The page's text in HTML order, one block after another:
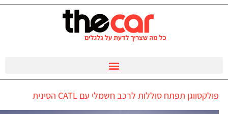
פולקסווגן תפתח סוללות לרכב חשמלי עם CATL הסינית